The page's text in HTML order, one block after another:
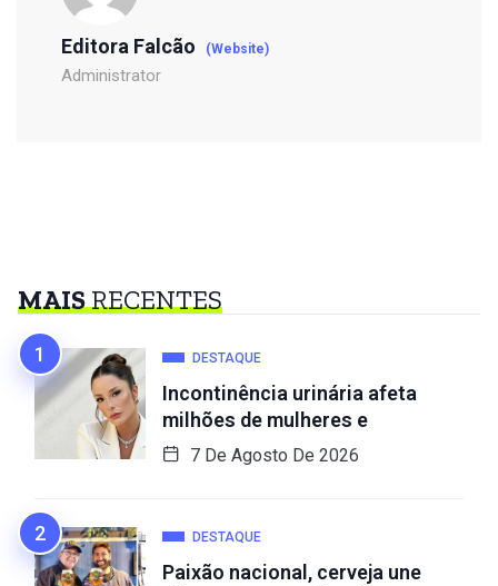
Editora Falcão (Website)
Administrator
MAISRECENTES
DESTAQUE
Incontinência urinária afeta
milhões de mulheres e
7 De Agosto De 2026
DESTAQUE
Paixão nacional, cerveja une